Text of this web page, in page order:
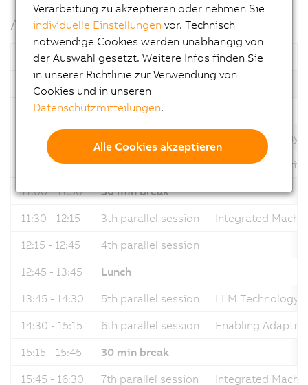
Agenda
Starts What
Andromeda A
09:15
Opening
09:30 - 10:15
LLM Technology
10:15 - 11:00
2nd parral session
Enabling
11:00 - 11:30
30 min break
11:30 - 12:15
3th parallel session
Integrated
12:15 - 12:45
4th parallel session
12:45 - 13:45
Lunch
13:45 - 14:30
5th parallel session
LLM Technology
14:30 - 15:15
6th parallel session
Enabling
15:15 - 15:45
30 min break
15:45 - 16:30
7th parallel session
Integrated
Verarbeitung zu akzeptieren oder nehmen Sie
individuelle Einstellungen vor. Technisch
notwendige Cookies werden unabhängig von
der Auswahl gesetzt. Weitere Infos finden Sie
in unserer Richtlinie zur Verwendung von
Cookies und in unseren
Datenschutzmitteilungen.
Alle Cookies akzeptieren